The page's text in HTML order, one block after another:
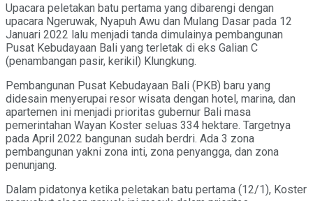
Upacara peletakan batu pertama yang dibarengi dengan
upacara Ngeruwak, Nyapuh Awu dan Mulang Dasar pada 12
Januari 2022 lalu menjadi tanda dimulainya pembangunan
Pusat Kebudayaan Bali yang terletak di eks Galian C
(penambangan pasir, kerikil) Klungkung.
Pembangunan Pusat Kebudayaan Bali (PKB) baru yang
didesain menyerupai resor wisata dengan hotel, marina, dan
apartemen ini menjadi prioritas gubernur Bali masa
pemerintahan Wayan Koster seluas 334 hektare. Targetnya
pada April 2022 bangunan sudah berdri. Ada 3 zona
pembangunan yakni zona inti, zona penyangga, dan zona
penunjang.
Dalam pidatonya ketika peletakan batu pertama (12/1), Koster